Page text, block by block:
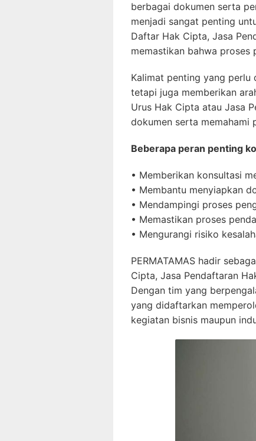
berbagai dokumen serta
menjadi sangat penting
Daftar Hak Cipta, Jasa
memastikan bahwa proses
Kalimat penting yang perlu
tetapi juga memberikan
Urus Hak Cipta atau Jasa
dokumen serta memahami
Beberapa peran penting
• Memberikan konsultasi
• Membantu menyiapkan
• Mendampingi proses
• Memastikan proses
• Mengurangi risiko
PERMATAMAS hadir
Cipta, Jasa Pendaftaran
Dengan tim yang
yang didaftarkan
kegiatan bisnis maupun